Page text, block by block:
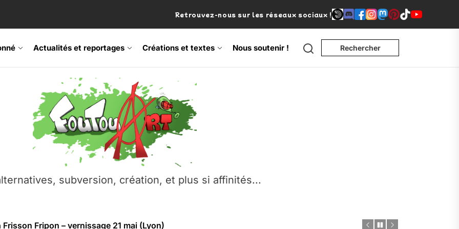
Retrouvez-nous sur les réseaux sociaux !
Actualités et reportages Créations et textes Nous soutenir ! Search Rechercher
subversion, création, et plus si affinités...
Frisson Fripon – vernissage 21 mai (Lyon)
Festival – Samedi 18 juillet (Vaulx-en-Velin)
– Ŝtono, un livre réalisé par Michaël Moretti & Pierre Lacôte
contre l’A412 à l’Établi (Haute-Savoie)
Fripon – vernissage 21 mai (Lyon)